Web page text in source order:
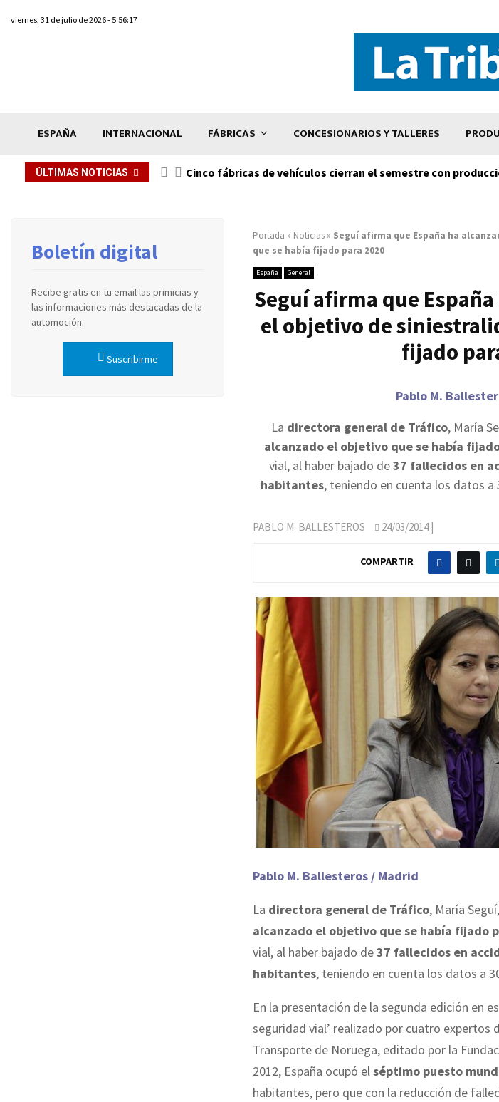
viernes, 31 de julio de 2026 - 5:56:17
ESPAÑA INTERNACIONAL FÁBRICAS CONCESIONARIOS Y TALLERES
ÚLTIMAS NOTICIAS Cinco fábricas de vehículos cierran el semestre con
Portada » Noticias » Seguí afirma que España ha
que se había fijado para 2020
España General
Seguí afirma que
el objetivo de
fijado
Pablo M.
La directora general de Tráfico, María
alcanzado el objetivo que se había
vial, al haber bajado de37 fallecidos en
habitantes, teniendo en cuenta los datos
PABLO M. BALLESTEROS 24/03/2014|
COMPARTIR
Pablo M. Ballesteros / Madrid
La directora general de Tráfico, María
alcanzado el objetivo que se había fijado
vial, al haber bajado de37 fallecidos en
habitantes, teniendo en cuenta los datos a
En la presentación de la segunda edición en
seguridad vial’ realizado por cuatro
Transporte de Noruega, editado por la
2012, España ocupó elséptimo puesto
habitantes, pero que con la reducción de
Boletín digital
Recibe gratis en tu email las primicias y
las informaciones más destacadas de la
automoción.
Suscribirme